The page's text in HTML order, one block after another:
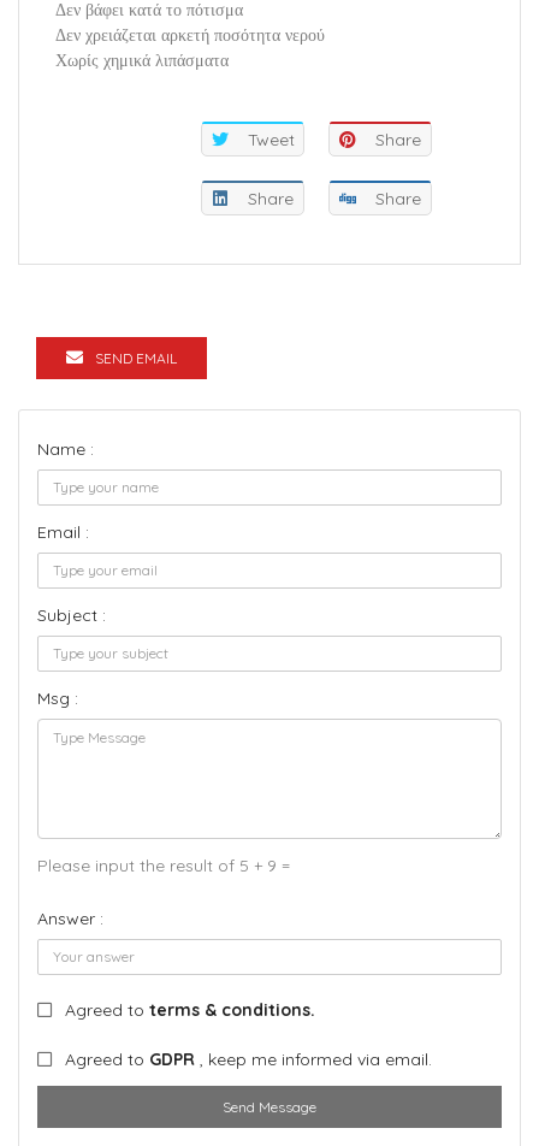
Δεν βάφει κατά το πότισμα
Δεν χρειάζεται αρκετή ποσότητα νερού
Χωρίς χημικά λιπάσματα
Tweet Share
Share Share
SEND EMAIL
Name :
Email :
Subject :
Msg :
Please input the result of 5 + 9 =
Answer :
Agreed to terms & conditions.
Agreed to GDPR , keep me informed via email.
Send Message